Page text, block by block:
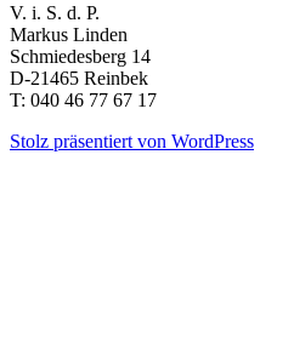
V. i. S. d. P.
Markus Linden
Schmiedesberg 14
D-21465 Reinbek
T: 040 46 77 67 17
Stolz präsentiert von WordPress